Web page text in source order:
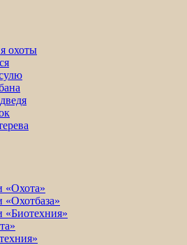
охоты
«Охота»
«Охотбаза»
«Биотехния»